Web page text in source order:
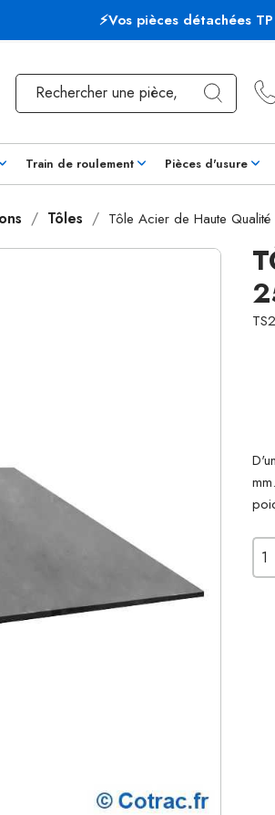
⚡Vos pièces détachées
Train de roulement Pièces d'usure
Tôles Tôle Acier de Haute
mm.